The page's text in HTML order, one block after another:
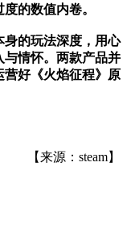
的数值内卷。
身的玩法深度，用心
与情怀。两款产品并
营好《火焰征程》原
【来源：steam】